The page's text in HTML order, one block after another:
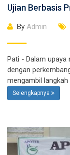
Ujian Berbasis
By Admin
Pati - Dalam upaya
dengan
mengambil
Selengkapnya